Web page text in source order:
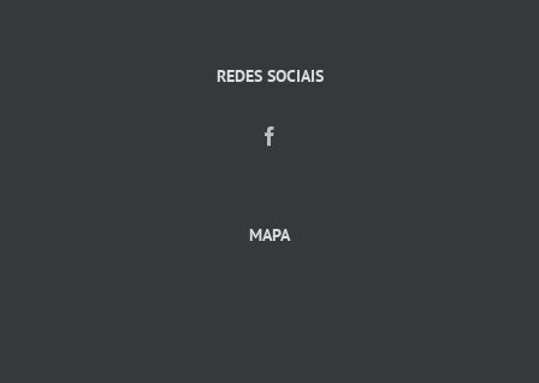
REDES SOCIAIS
MAPA